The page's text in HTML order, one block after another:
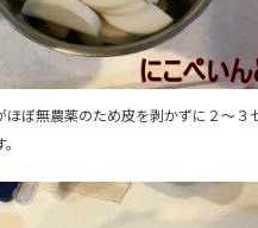
ほぼ無農薬のため皮を剥かずに２～３